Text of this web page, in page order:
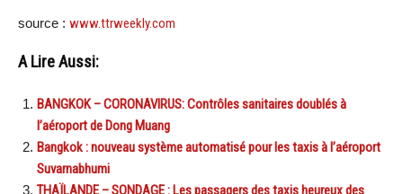
source : www.ttrweekly.com
A Lire Aussi:
BANGKOK – CORONAVIRUS: Contrôles sanitaires doublés à
l’aéroport de Dong Muang
Bangkok : nouveau système automatisé pour les taxis à l’aéroport
Suvarnabhumi
THAÏLANDE – SONDAGE : Les passagers des taxis heureux des